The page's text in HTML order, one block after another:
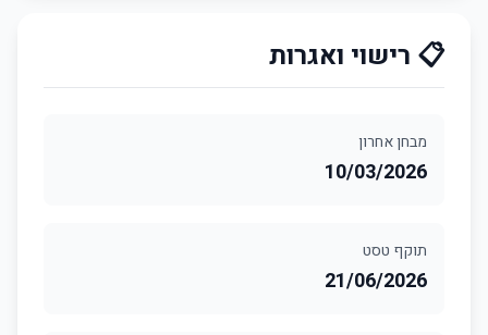
📋 רישוי ואגרות
מבחן אחרון
10/03/2026
תוקף טסט
21/06/2026